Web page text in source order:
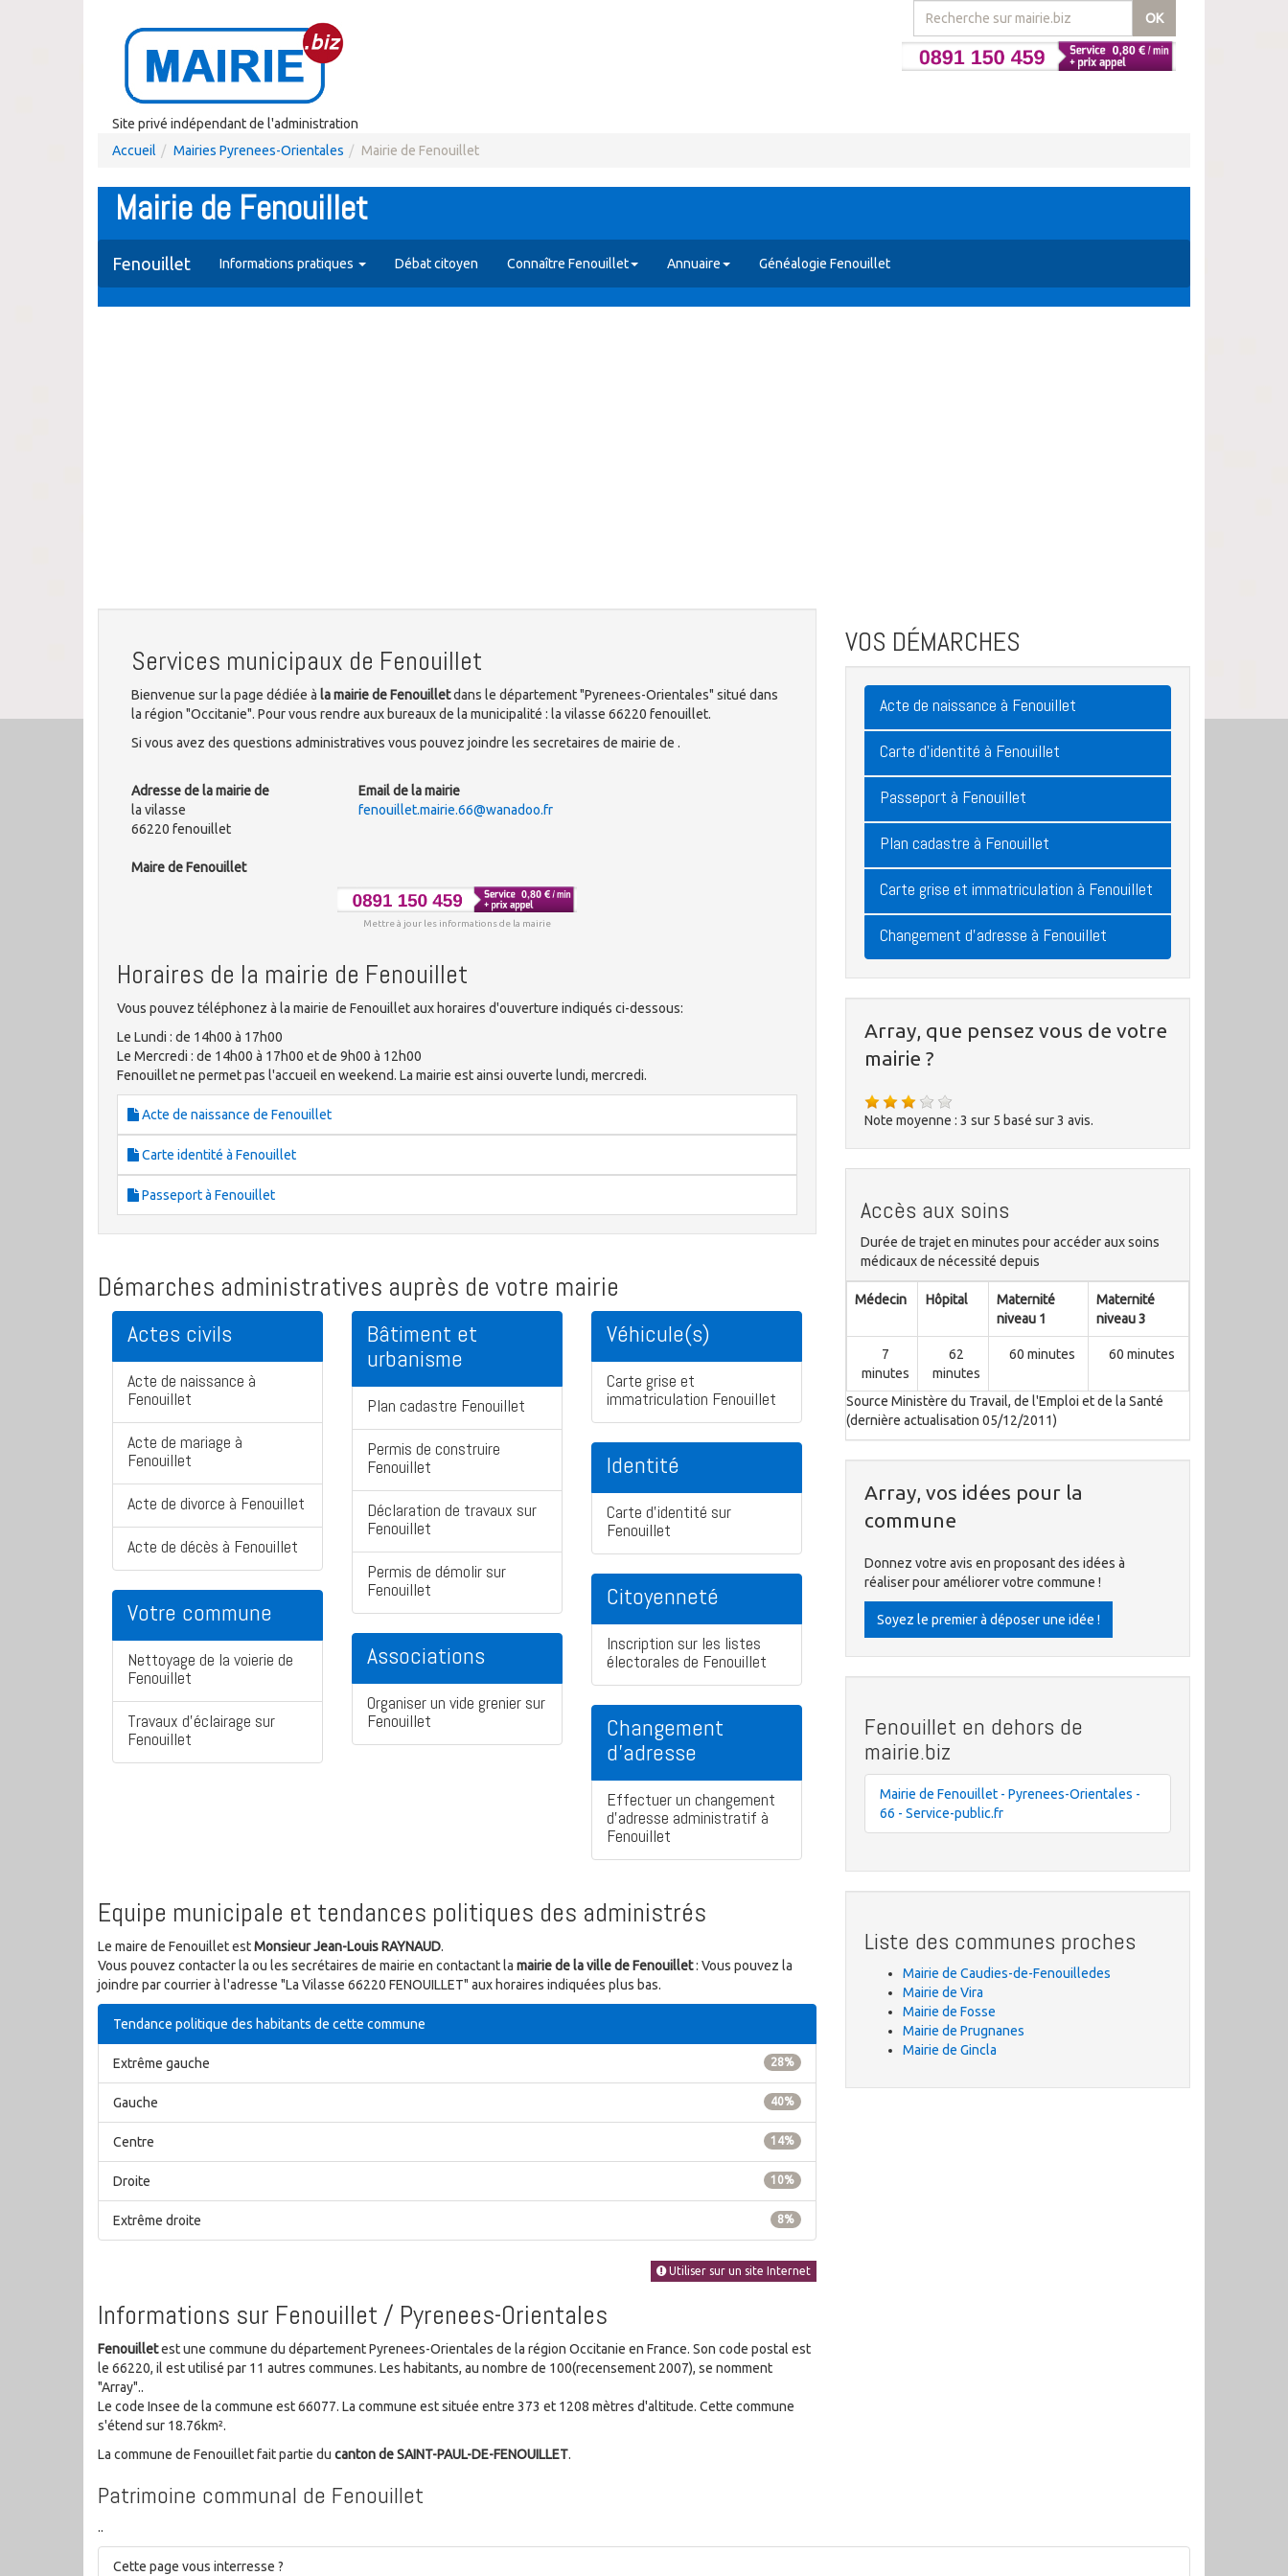
OK
Site privé indépendant de l'administration
Accueil
Mairies Pyrenees-Orientales Mairie de Fenouillet
Mairie de Fenouillet
Fenouillet Informations pratiques Débat citoyen Connaître Fenouillet Annuaire Généalogie Fenouillet
Services municipaux de Fenouillet
Bienvenue sur la page dédiée à la mairie de Fenouilletdans le département "Pyrenees-Orientales" situé dans
la région "Occitanie". Pour vous rendre aux bureaux de la municipalité : la vilasse 66220 fenouillet.
Si vous avez des questions administratives vous pouvez joindre les secretaires de mairie de .
Adresse de la mairie de
la vilasse
66220 fenouillet
Maire de Fenouillet
Email de la mairie
fenouillet.mairie.66@wanadoo.fr
Mettre à jour les informations de la mairie
Horaires de la mairie de Fenouillet
Vous pouvez téléphonez à la mairie de Fenouillet aux horaires d'ouverture indiqués ci-dessous:
Le Lundi : de 14h00 à 17h00
Le Mercredi : de 14h00 à 17h00 et de 9h00 à 12h00
Fenouillet ne permet pas l'accueil en weekend. La mairie est ainsi ouverte lundi, mercredi.
Acte de naissance de Fenouillet
Carte identité à Fenouillet
Passeport à Fenouillet
Démarches administratives auprès de votre mairie
Actes civils
Acte de naissance à
Fenouillet
Acte de mariage à
Fenouillet
Acte de divorce à Fenouillet
Acte de décès à Fenouillet
Votre commune
Nettoyage de la voierie de
Fenouillet
Travaux d'éclairage sur
Fenouillet
Bâtiment et
urbanisme
Plan cadastre Fenouillet
Permis de construire
Fenouillet
Déclaration de travaux sur
Fenouillet
Permis de démolir sur
Fenouillet
Associations
Organiser un vide grenier sur
Fenouillet
Véhicule(s)
Carte grise et
immatriculation Fenouillet
Identité
Carte d'identité sur
Fenouillet
Citoyenneté
Inscription sur les listes
électorales de Fenouillet
Changement
d'adresse
Effectuer un changement
d'adresse administratif à
Fenouillet
Equipe municipale et tendances politiques des administrés
Le maire de Fenouillet estMonsieur Jean-Louis RAYNAUD.
Vous pouvez contacter la ou les secrétaires de mairie en contactant la mairie de la ville de Fenouillet: Vous pouvez la
joindre par courrier à l'adresse "La Vilasse 66220 FENOUILLET" aux horaires indiquées plus bas.
Tendance politique des habitants de cette commune
28%
Extrême gauche
40%
Gauche
14%
Centre
10%
Droite
8%
Extrême droite
Utiliser sur un site Internet
Informations sur Fenouillet / Pyrenees-Orientales
Fenouilletest une commune du département Pyrenees-Orientales de la région Occitanie en France. Son code postal est
le 66220, il est utilisé par 11 autres communes. Les habitants, au nombre de 100(recensement 2007), se nomment
"Array"..
Le code Insee de la commune est 66077. La commune est située entre 373 et 1208 mètres d'altitude. Cette commune
s'étend sur 18.76km².
La commune de Fenouillet fait partie du canton de SAINT-PAUL-DE-FENOUILLET.
Patrimoine communal de Fenouillet
..
VOS DÉMARCHES
Acte de naissance à Fenouillet
Carte d'identité à Fenouillet
Passeport à Fenouillet
Plan cadastre à Fenouillet
Carte grise et immatriculation à Fenouillet
Changement d'adresse à Fenouillet
Array, que pensez vous de votre
mairie ?
Note moyenne : 3 sur 5 basé sur3 avis.
Accès aux soins
Durée de trajet en minutes pour accéder aux soins
médicaux de nécessité depuis
Médecin Hôpital
Maternité
niveau 1
Maternité
niveau 3
7
minutes
62
minutes
60 minutes 60 minutes
Source Ministère du Travail, de l'Emploi et de la Santé
(dernière actualisation 05/12/2011)
Array, vos idées pour la
commune
Donnez votre avis en proposant des idées à
réaliser pour améliorer votre commune !
Soyez le premier à déposer une idée !
Fenouillet en dehors de
mairie.biz
Mairie de Fenouillet - Pyrenees-Orientales -
66 - Service-public.fr
Liste des communes proches
Mairie de Caudies-de-Fenouilledes
Mairie de Vira
Mairie de Fosse
Mairie de Prugnanes
Mairie de Gincla
Cette page vous interresse ?